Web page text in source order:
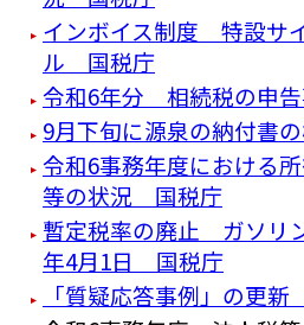
インボイス制度 特設サ
ル 国税庁
令和6年分 相続税の申
9月下旬に源泉の納付書
令和6事務年度における
等の状況 国税庁
暫定税率の廃止 ガソリ
年4月1日 国税庁
「質疑応答事例」の更